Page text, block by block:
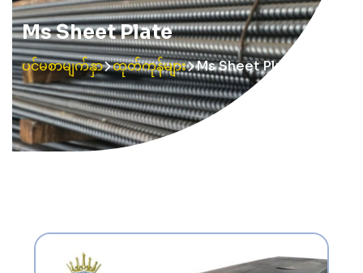
Ms Sheet Plate
ပင်မစာမျက်နှာ ထုတ်ကုန်များ Ms Sheet Plate